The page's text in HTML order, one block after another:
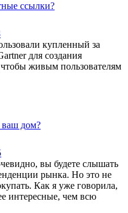
ссылки?
купленный за
для создания
чтобы живым пользователям
ваш дом?
вы будете слышать
рынка. Но это не
Как я уже говорила,
интересные, чем всю